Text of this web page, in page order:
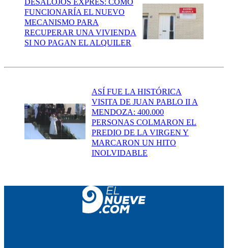
DESALOJOS EXPRÉS: CÓMO
FUNCIONARÍA EL NUEVO
MECANISMO PARA
RECUPERAR UNA VIVIENDA
SI NO PAGAN EL ALQUILER
ASÍ FUE LA HISTÓRICA
VISITA DE JUAN PABLO II A
MENDOZA: 400.000
PERSONAS COLMARON EL
PREDIO DE LA VIRGEN Y
MARCARON UN HITO
INOLVIDABLE